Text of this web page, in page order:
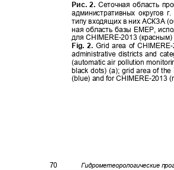
Рис. 2. Сеточная область
административных округов
типу входящих в них АСКЗА
ная область базы ЕМЕР,
дляCHIMERE-2013 (красным)
Fig. 2. Grid area of
administrative districts and
(automatic air pollution
black dots) (a); grid area of
(blue) and for CHIMERE-2013
70 Гидрометеорологические